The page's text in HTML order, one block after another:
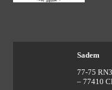
Sadem
77-75
– 77410